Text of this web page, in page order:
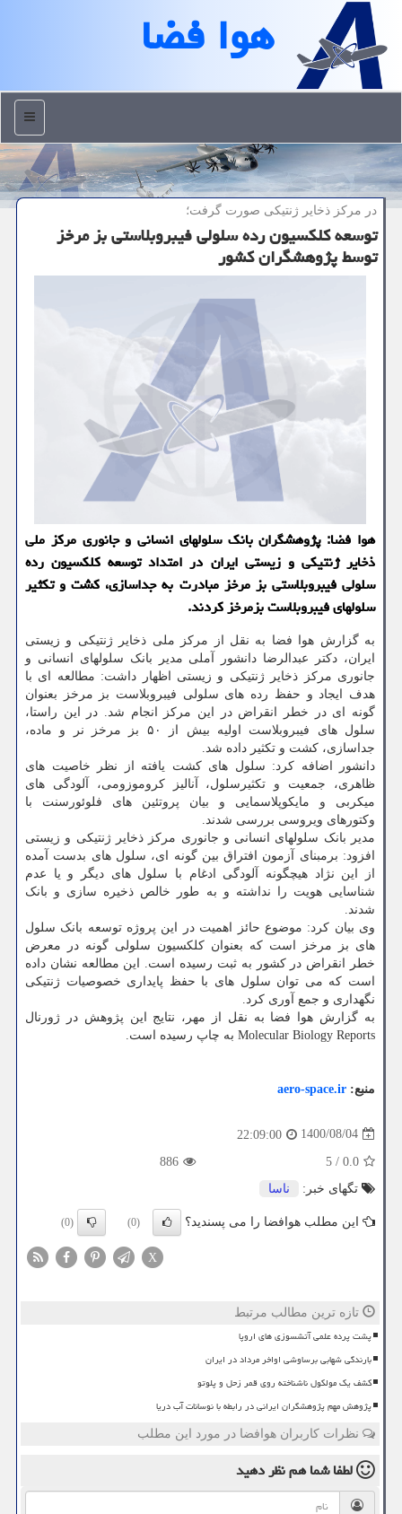
هوا فضا
منو
در مركز ذخایر ژنتیكی صورت گرفت؛
توسعه کلکسیون رده سلولی فیبروبلاستی بز مرخز
توسط پژوهشگران کشور
هوا فضا: پژوهشگران بانک سلولهای انسانی و جانوری مرکز ملی
ذخایر ژنتیکی و زیستی ایران در امتداد توسعه کلکسیون رده
سلولی فیبروبلاستی بز مرخز مبادرت به جداسازی، کشت و تکثیر
سلولهای فیبروبلاست بزمرخز کردند.
به گزارش هوا فضا به نقل از مرکز ملی ذخایر ژنتیکی و زیستی
ایران، دکتر عبدالرضا دانشور آملی مدیر بانک سلولهای انسانی و
جانوری مرکز ذخایر ژنتیکی و زیستی اظهار داشت: مطالعه ای با
هدف ایجاد و حفظ رده های سلولی فیبروبلاست بز مرخز بعنوان
گونه ای در خطر انقراض در این مرکز انجام شد. در این راستا،
سلول های فیبروبلاست اولیه بیش از ۵۰ بز مرخز نر و ماده،
جداسازی، کشت و تکثیر داده شد.
دانشور اضافه کرد: سلول های کشت یافته از نظر خاصیت های
ظاهری، جمعیت و تکثیرسلول، آنالیز کروموزومی، آلودگی های
میکربی و مایکوپلاسمایی و بیان پروتئین های فلوئورسنت با
وکتورهای ویروسی بررسی شدند.
مدیر بانک سلولهای انسانی و جانوری مرکز ذخایر ژنتیکی و زیستی
افزود: برمبنای آزمون افتراق بین گونه ای، سلول های بدست آمده
از این نژاد هیچگونه آلودگی ادغام با سلول های دیگر و یا عدم
شناسایی هویت را نداشته و به طور خالص ذخیره سازی و بانک
شدند.
وی بیان کرد: موضوع حائز اهمیت در این پروژه توسعه بانک سلول
های بز مرخز است که بعنوان کلکسیون سلولی گونه در معرض
خطر انقراض در کشور به ثبت رسیده است. این مطالعه نشان داده
است که می توان سلول های با حفظ پایداری خصوصیات ژنتیکی
نگهداری و جمع آوری کرد.
به گزارش هوا فضا به نقل از مهر، نتایج این پژوهش در ژورنال
Molecular Biology Reports به چاپ رسیده است.
منبع: aero-space.ir
1400/08/04
22:09:00
0.0
/
5
886
تگهای خبر:
ناسا
این مطلب هوافضا را می پسندید؟ (0)
(0)
X
تازه ترین مطالب مرتبط
پشت پرده علمی آتشسوزی های اروپا
بارندگی شهابی برساوشی اواخر مرداد در ایران
کشف یک مولکول ناشناخته روی قمر زحل و پلوتو
پژوهش مهم پژوهشگران ایرانی در رابطه با نوسانات آب دریا
نظرات کاربران هوافضا در مورد این مطلب
لطفا شما همنظر دهید